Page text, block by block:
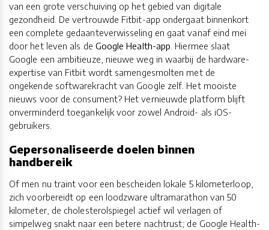
van een grote verschuiving op het gebied van digitale
gezondheid. De vertrouwde Fitbit-app ondergaat binnenkort
een complete gedaanteverwisseling en gaat vanaf eind mei
door het leven als de Google Health-app . Hiermee slaat
Google een ambitieuze, nieuwe weg in waarbij de hardware-
expertise van Fitbit wordt samengesmolten met de
ongekende softwarekracht van Google zelf. Het mooiste
nieuws voor de consument? Het vernieuwde platform blijft
onverminderd toegankelijk voor zowel Android- als iOS-
gebruikers.
Gepersonaliseerde doelen binnen
handbereik
Of men nu traint voor een bescheiden lokale 5 kilometerloop,
zich voorbereidt op een loodzware ultramarathon van 50
kilometer, de cholesterolspiegel actief wil verlagen of
simpelweg snakt naar een betere nachtrust; de Google Health-